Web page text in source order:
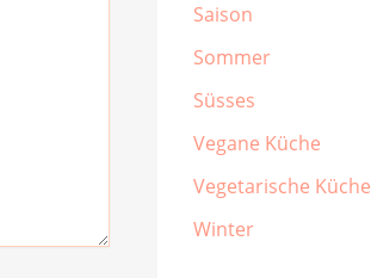
Saison
Sommer
Süsses
Vegane Küche
Vegetarische Küche
Winter